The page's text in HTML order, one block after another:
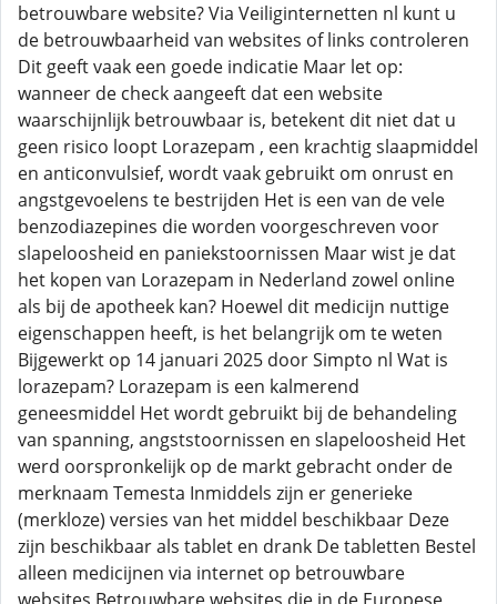
betrouwbare website? Via Veiliginternetten nl kunt u
de betrouwbaarheid van websites of links controleren
Dit geeft vaak een goede indicatie Maar let op:
wanneer de check aangeeft dat een website
waarschijnlijk betrouwbaar is, betekent dit niet dat u
geen risico loopt Lorazepam , een krachtig slaapmiddel
en anticonvulsief, wordt vaak gebruikt om onrust en
angstgevoelens te bestrijden Het is een van de vele
benzodiazepines die worden voorgeschreven voor
slapeloosheid en paniekstoornissen Maar wist je dat
het kopen van Lorazepam in Nederland zowel online
als bij de apotheek kan? Hoewel dit medicijn nuttige
eigenschappen heeft, is het belangrijk om te weten
Bijgewerkt op 14 januari 2025 door Simpto nl Wat is
lorazepam? Lorazepam is een kalmerend
geneesmiddel Het wordt gebruikt bij de behandeling
van spanning, angststoornissen en slapeloosheid Het
werd oorspronkelijk op de markt gebracht onder de
merknaam Temesta Inmiddels zijn er generieke
(merkloze) versies van het middel beschikbaar Deze
zijn beschikbaar als tablet en drank De tabletten Bestel
alleen medicijnen via internet op betrouwbare